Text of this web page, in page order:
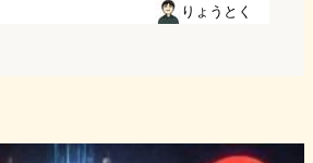
りょうとく